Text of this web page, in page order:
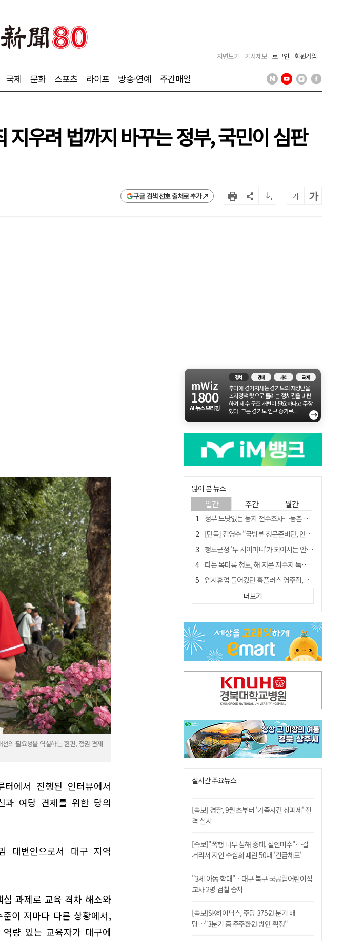
지면보기 기사제보 로그인 회원가입
국제 문화 스포츠 라이프 방송·연예 주간매일
우려 법까지 바꾸는 정부, 국민이 심판
구글 검색 선호 출처로 추가 가 가
의 필요성을 역설하는 한편, 정권 견제
에서 진행된 인터뷰에서
과 여당 견제를 위한 당의
대변인으로서 대구 지역
과제로 교육 격차 해소와
이 저마다 다른 상황에서,
량 있는 교육자가 대구에
mWiz
1800
AI 뉴스브리핑
정치 경제 사회 국제
추미애 경기지사는 경기도의 재정난을
복지정책 탓으로 돌리는 정치권을 비판
하며 세수 구조 개편이 필요하다고 주장
했다. 그는 경기도 인구 증가로...
→
많이 본 뉴스
일간 주간 월간
정부 느닷없는 농지 전수조사…농촌 들쑤시는 '경자유전'의 칼날
[단독] 김영수 "국방부 청문준비단, 안규백 탈영 알고있었다"
청도군정 '두 시어머니'가 되어서는 안된다
타는 목마름 청도, 해 저문 저수지 둑에 군수가 서 있었다
임시휴업 들어갔던 홈플러스 영주점, 7일 영업 재개…지하 1층만 운영
SK하이닉스, 주당 375원 분기 배당 공시…"3분기 중 주주환원 방안 확정"
신세계사이먼, 대구 아울렛 토지매매 계약 체결… 사업 본궤도
이의준 전 경북도 새마을봉사과장, 제28대 울릉군 부군수 취임
[매일희평] 이재명 안규백의 육사를 보는 논리
더보기
실시간 주요뉴스
[속보] 경찰, 9월 초부터 '가족사건 상피제' 전
격 실시
[속보]"폭행 너무 심해 중태, 살인미수"…길
거리서 지인 수십회 때린 50대 '긴급체포'
"3세 아동 학대"…대구 북구 국공립어린이집
교사 2명 검찰 송치
[속보]SK하이닉스, 주당 375원 분기 배
당…"3분기 중 주주환원 방안 확정"